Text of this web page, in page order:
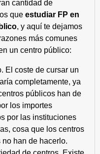
cantidad de
que estudiar FP en
, y aquí te dejamos
más comunes
un centro público:
El coste de cursar un
completamente, ya
públicos han de
los importes
por las instituciones
cosa que los centros
no han de hacerlo.